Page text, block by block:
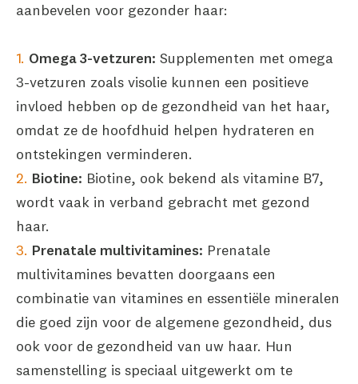
aanbevelen voor gezonder haar:
Omega 3-vetzuren: Supplementen met omega
3-vetzuren zoals visolie kunnen een positieve
invloed hebben op de gezondheid van het haar,
omdat ze de hoofdhuid helpen hydrateren en
ontstekingen verminderen.
Biotine: Biotine, ook bekend als vitamine B7,
wordt vaak in verband gebracht met gezond
haar.
Prenatale multivitamines: Prenatale
multivitamines bevatten doorgaans een
combinatie van vitamines en essentiële mineralen
die goed zijn voor de algemene gezondheid, dus
ook voor de gezondheid van uw haar. Hun
samenstelling is speciaal uitgewerkt om te